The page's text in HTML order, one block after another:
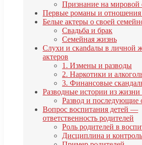
Признание на мировой
Первые романы и отношения
Белые актеры о своей
Свадьба и брак
Семейная жизнь
Слухи и скandалы в личной
актеров
1. Измены и разводы
2. Наркотики и
3. Финансовые
Разводные истории из жизни
Развод и последующие
Вопрос воспитания детей —
ответственность родителей
Роль родителей в
Дисциплина и контроль